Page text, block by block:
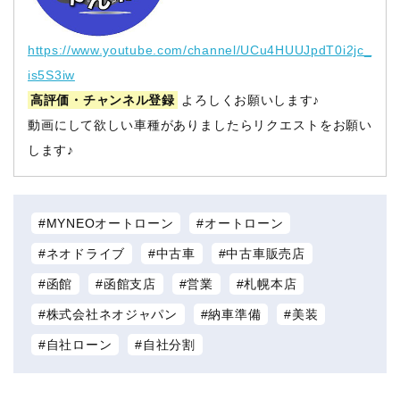
https://www.youtube.com/channel/UCu4HUUJpdT0i2jc_
is5S3iw
高評価・チャンネル登録
よろしくお願いします♪
動画にして欲しい車種がありましたらリクエストをお願い
します♪
MYNEOオートローン オートローン
ネオドライブ 中古車 中古車販売店
函館 函館支店 営業 札幌本店
株式会社ネオジャパン 納車準備 美装
自社ローン 自社分割